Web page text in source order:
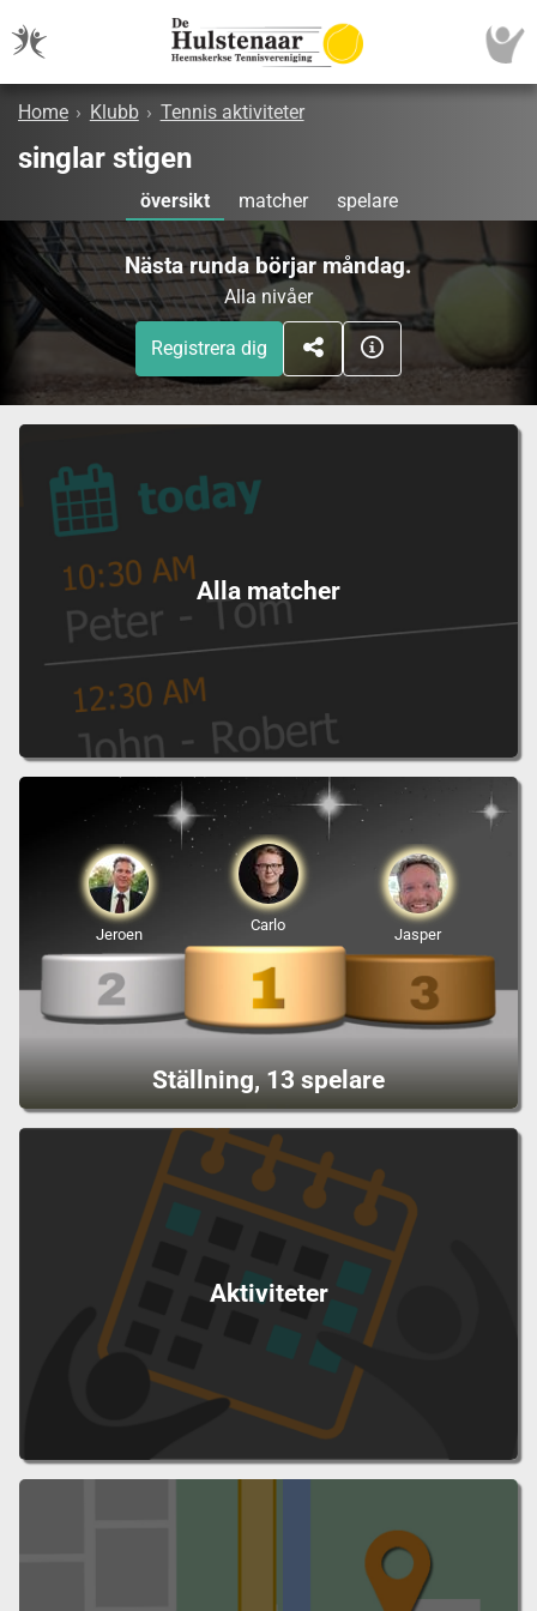
Home › Klubb › Tennis aktiviteter
singlar stigen
översikt matcher spelare
Nästa runda börjar måndag.
Alla nivåer
Registrera dig
Alla matcher
Ställning, 13 spelare
Carlo
Jeroen Jasper
Aktiviteter